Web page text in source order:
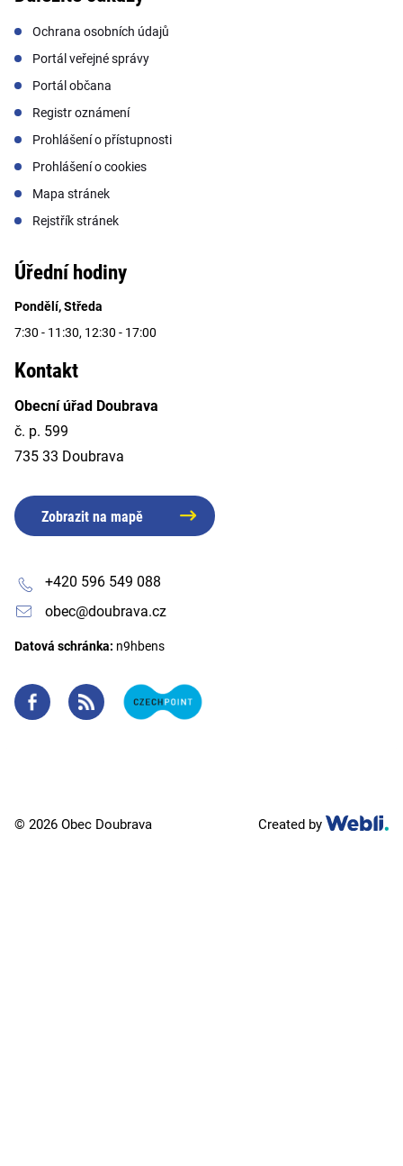
Ochrana osobních údajů
Portál veřejné správy
Portál občana
Registr oznámení
Prohlášení o přístupnosti
Prohlášení o cookies
Mapa stránek
Rejstřík stránek
Úřední hodiny
Pondělí, Středa
7:30 - 11:30, 12:30 - 17:00
Kontakt
Obecní úřad Doubrava
č. p. 599
735 33 Doubrava
Zobrazit na mapě
+420 596 549 088
obec@doubrava.cz
Datová schránka: n9hbens
© 2026 Obec Doubrava Created by